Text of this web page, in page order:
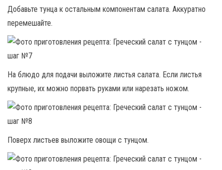
Добавьте тунца к остальным компонентам салата. Аккуратно
перемешайте.
На блюдо для подачи выложите листья салата. Если листья
крупные, их можно порвать руками или нарезать ножом.
Поверх листьев выложите овощи с тунцом.